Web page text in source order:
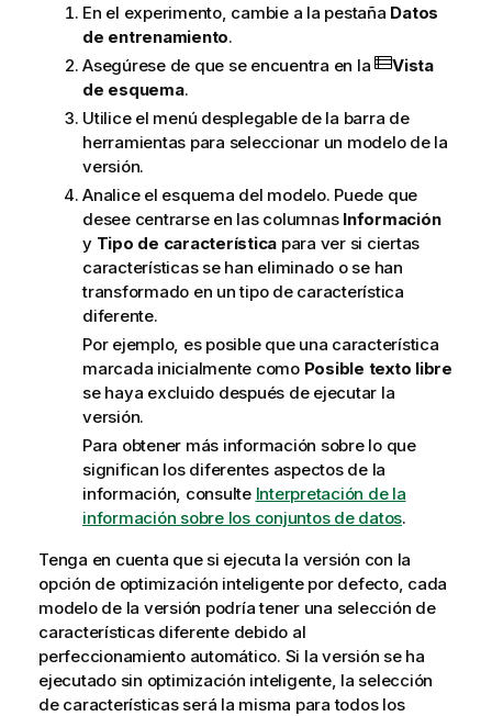
En el experimento, cambie a la pestaña Datos
de entrenamiento.
Asegúrese de que se encuentra en la
Vista
de esquema.
Utilice el menú desplegable de la barra de
herramientas para seleccionar un modelo de la
versión.
Analice el esquema del modelo. Puede que
desee centrarse en las columnas Información
y Tipo de característica para ver si ciertas
características se han eliminado o se han
transformado en un tipo de característica
diferente.
Por ejemplo, es posible que una característica
marcada inicialmente como Posible texto libre
se haya excluido después de ejecutar la
versión.
Para obtener más información sobre lo que
significan los diferentes aspectos de la
información, consulte Interpretación de la
información sobre los conjuntos de datos.
Tenga en cuenta que si ejecuta la versión con la
opción de optimización inteligente por defecto, cada
modelo de la versión podría tener una selección de
características diferente debido al
perfeccionamiento automático. Si la versión se ha
ejecutado sin optimización inteligente, la selección
de características será la misma para todos los